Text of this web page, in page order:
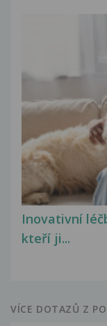
Inovativní
kteří ji...
VÍCE DOTAZŮ Z